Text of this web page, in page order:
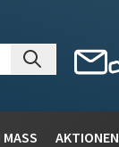
AKTIONEN